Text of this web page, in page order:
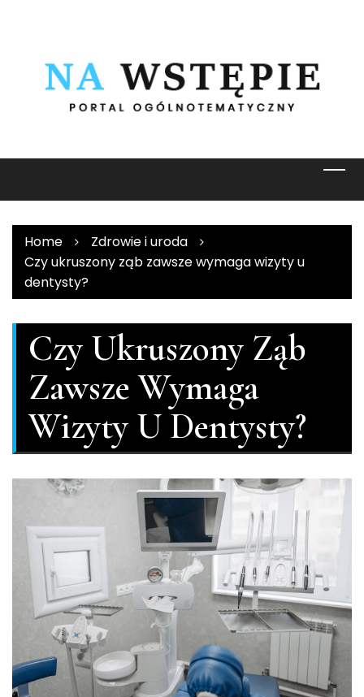
Home
Zdrowie i uroda
Czy ukruszony ząb zawsze wymaga wizyty u
dentysty?
Czy Ukruszony Ząb
Zawsze Wymaga
Wizyty U Dentysty?